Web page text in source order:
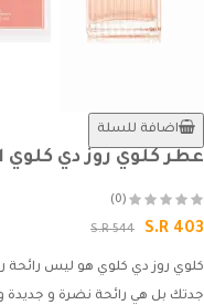
اضافة للسلة
عطر كلوي روز دي كلوي او
(0)
S.R 403
S.R 544
كلوي روز دي كلوي هو ليس رائحة
جدتك بل هي رائحة نضرة و جديدة